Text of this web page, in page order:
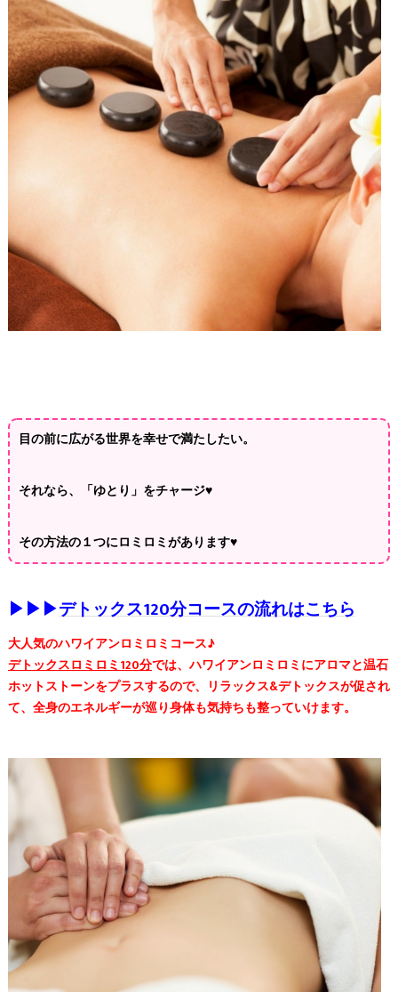
目の前に広がる世界を幸せで満たしたい。
それなら、「ゆとり」をチャージ♥️
その方法の１つにロミロミがあります♥️
▶▶▶デトックス120分コースの流れはこちら
大人気のハワイアンロミロミコース♪
デトックスロミロミ120分では、ハワイアンロミロミにアロマと温石
ホットストーンをプラスするので、リラックス&デトックスが促され
て、全身のエネルギーが巡り身体も気持ちも整っていけます。